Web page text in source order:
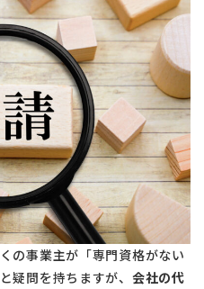
の事業主が「専門資格がない
疑問を持ちますが、 会社の代